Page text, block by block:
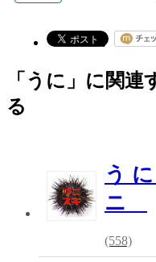
「うに」に関
る
う
ニ
(558)